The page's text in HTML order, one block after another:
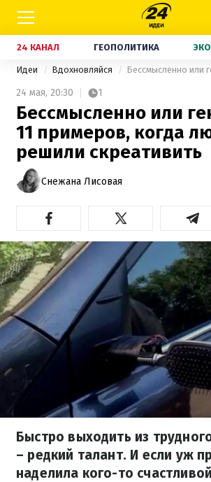
24 КАНАЛ ГЕОПОЛИТИКА
Идеи Вдохновляйся
24 мая, 20:30 1
Бессмысленно или
11 примеров, когда
решили скреативить
Снежана Лисовая
Быстро выходить из
– редкий талант. И если уж
наделила кого-то счастливой